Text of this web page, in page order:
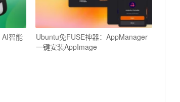
AI智能
Ubuntu免FUSE神器：AppManager
一键安装AppImage